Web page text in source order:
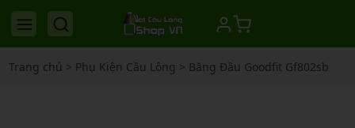
Trang chủ > Phụ Kiện Cầu Lông > Băng Đầu Goodfit Gf802sb